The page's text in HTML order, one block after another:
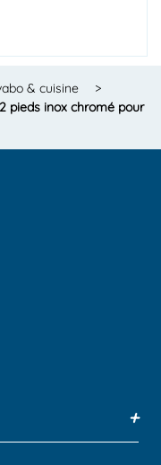
& cuisine
>
pieds inox chromé pour
+